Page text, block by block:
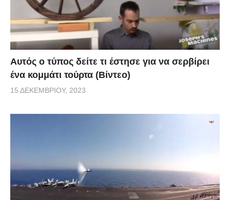
Αυτός ο τύπος δείτε τι έστησε για να σερβίρει
ένα κομμάτι τούρτα (Βίντεο)
15 ΔΕΚΕΜΒΡΊΟΥ, 2023